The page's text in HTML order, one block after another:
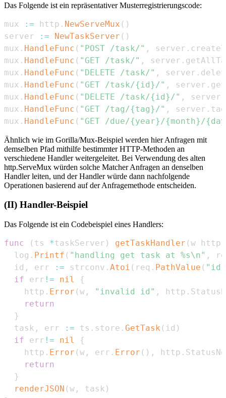
Das Folgende ist ein repräsentativer Musterregistrierungscode:
mux := http . NewServeMux ( )
server
:= NewTaskServer ( )
mux . HandleFunc ( "POST /task/" , server .
mux . HandleFunc ( "GET /task/" , server .
mux . HandleFunc ( "DELETE /task/" , server .
mux . HandleFunc ( "GET /task/{id}/" , server .
mux . HandleFunc ( "DELETE /task/{id}/" , server
mux . HandleFunc ( "GET /tag/{tag}/" , server .
mux . HandleFunc ( "GET /due/{year}/{month}/
Ähnlich wie im Gorilla/Mux-Beispiel werden hier Anfragen mit
demselben Pfad mithilfe bestimmter HTTP-Methoden an
verschiedene Handler weitergeleitet. Bei Verwendung des alten
http.ServeMux würden solche Matcher Anfragen an denselben
Handler leiten, und der Handler würde dann nachfolgende
Operationen basierend auf der Anfragemethode entscheiden.
(II) Handler-Beispiel
Das Folgende ist ein Codebeispiel eines Handlers:
func ( ts *taskServer ) getTaskHandler (w http
  log
. Printf ( "handling get task at %s\n" ,
  id
, err := strconv . Atoi ( req . PathValue ( "id"
if err != nil
{
    http
. Error (w , "invalid id" , http .
return
}
  task
, err := ts . store . GetTask ( id )
if err != nil
{
    http
. Error (w , err . Error ( ) , http .
return
}
renderJSON (w , task )